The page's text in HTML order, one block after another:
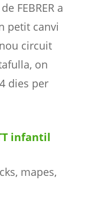
FEBRER a
petit canvi
circuit
on
dies per
infantil
mapes,